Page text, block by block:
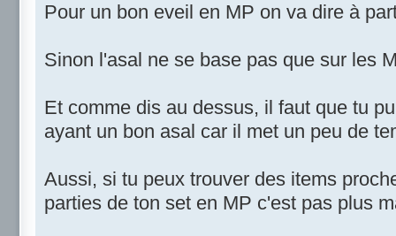
Pour un bon eveil en MP on va dire à
Sinon l'asal ne se base pas que sur les
Et comme dis au dessus, il faut que tu
ayant un bon asal car il met un peu de
Aussi, si tu peux trouver des items
parties de ton set en MP c'est pas plus